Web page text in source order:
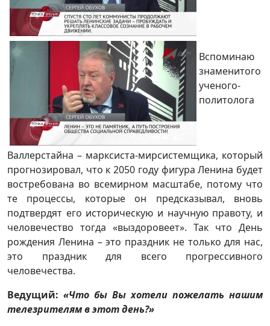
Вспоминаю
знаменитого
ученого-
политолога
Валлерстайна – марксиста-мирсистемщика, который
прогнозировал, что к 2050 году фигура Ленина будет
востребована во всемирном масштабе, потому что
те процессы, которые он предсказывал, вновь
подтвердят его историческую и научную правоту, и
человечество тогда «выздоровеет». Так что День
рождения Ленина – это праздник не только для нас,
это праздник для всего прогрессивного
человечества.
Ведущий: «Что бы Вы хотели пожелать нашим
телезрителям в этот день?»